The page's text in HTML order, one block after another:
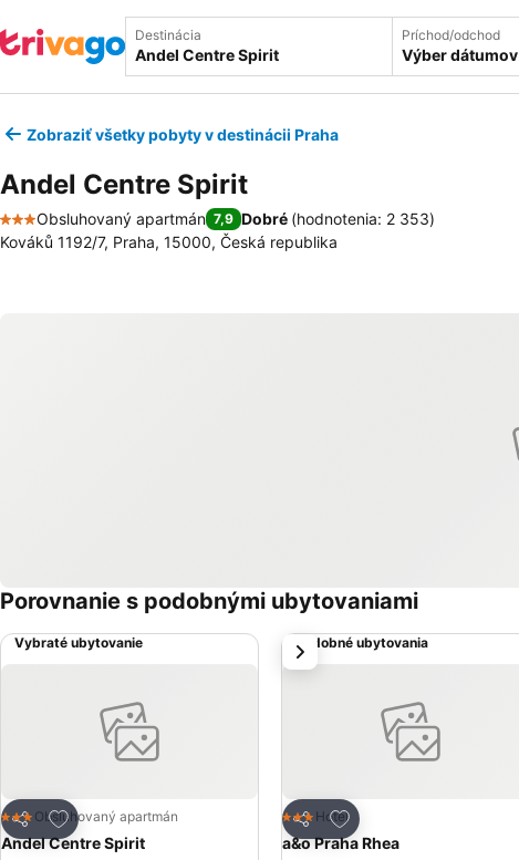
Destinácia Príchod/odchod
Výber dátumov
Zobraziť všetky pobyty v destinácii Praha
Andel Centre Spirit
3 Počet hviezdičiek
Obsluhovaný apartmán 7,9 Dobré (hodnotenia: 2 353)
Kováků 1192/7, Praha, 15000, Česká republika
Porovnanie s podobnými ubytovaniami
Vybraté ubytovanie
Zdieľať
Pridať do obľúbených
3 Počet hviezdičiek
Obsluhovaný apartmán
Andel Centre Spirit
Podobné ubytovania
Zdieľať
Pridať do obľúbených
3 Počet hviezdičiek
Hotel
a&o Praha Rhea
next